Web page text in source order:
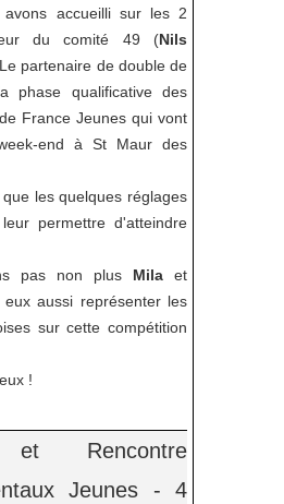
accueilli sur les 2
du comité 49 (Nils
partenaire de double de
phase qualificative des
France Jeunes qui vont
end à St Maur des
les quelques réglages
permettre d'atteindre
pas non plus Mila et
aussi représenter les
sur cette compétition
!
et Rencontre
Jeunes - 4